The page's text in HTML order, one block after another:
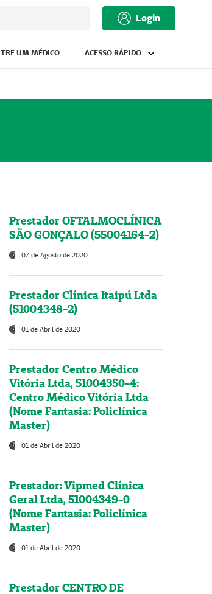
Login
UM MÉDICO ACESSO RÁPIDO
Prestador OFTALMOCLÍNICA
SÃO GONÇALO (55004164-2)
07 de Agosto de 2020
Prestador Clínica Itaipú Ltda
(51004348-2)
01 de Abril de 2020
Prestador Centro Médico
Vitória Ltda, 51004350-4:
Centro Médico Vitória Ltda
(Nome Fantasia: Policlínica
Master)
01 de Abril de 2020
Prestador: Vipmed Clínica
Geral Ltda, 51004349-0
(Nome Fantasia: Policlínica
Master)
01 de Abril de 2020
Prestador CENTRO DE